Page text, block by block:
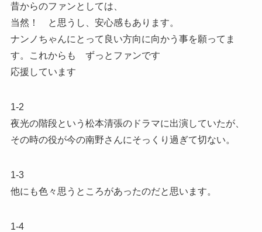
昔からのファンとしては、
当然！ と思うし、安心感もあります。
ナンノちゃんにとって良い方向に向かう事を願ってま
す。これからも ずっとファンです
応援しています
1-2
夜光の階段という松本清張のドラマに出演していたが、
その時の役が今の南野さんにそっくり過ぎて切ない。
1-3
他にも色々思うところがあったのだと思います。
1-4